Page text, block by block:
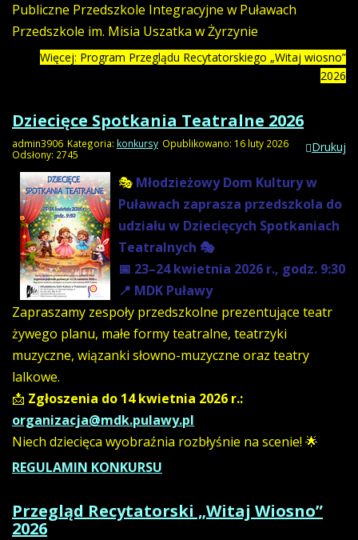
Publiczne Przedszkole Integracyjne w Puławach
Przedszkole im. Misia Uszatka w Żyrzynie
Więcej: Program Przeglądu Recytatorskiego „Witaj wiosno”
2026
Dziecięce Spotkania Teatralne 2026
Drukuj
admin3906 Kategoria: konkursy Opublikowano: 16 luty 2026
Odsłony: 2745
🎭 Młodzieżowy Dom Kultury w
Puławach zaprasza przedszkola do
udziału w Dziecięcych Spotkaniach
Teatralnych 🎭
📅 23–24 kwietnia 2026 r., godz. 9:30
📍 MDK Puławy
Zapraszamy zespoły przedszkolne prezentujące teatr
żywego planu, małe formy teatralne, teatrzyki
muzyczne, wiązanki słowno-muzyczne oraz teatry
lalkowe.
📩 Zgłoszenia do 14 kwietnia 2026 r.:
organizacja@mdk.pulawy.pl
Niech dziecięca wyobraźnia rozbłyśnie na scenie! 🌟
REGULAMIN KONKURSU
Przegląd Recytatorski „Witaj Wiosno”
2026